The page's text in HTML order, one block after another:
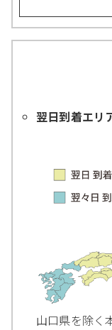
翌日到着エリ
山口県を除く